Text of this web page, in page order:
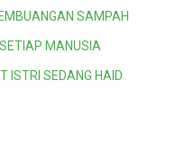
SAMPAH
MANUSIA
ISTRI SEDANG HAID